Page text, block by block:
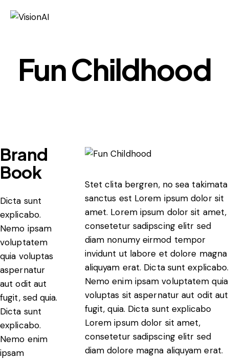
Fun Childhood
Brand
Book
Dicta sunt
explicabo.
Nemo ipsam
voluptatem
quia voluptas
aspernatur
aut odit aut
fugit, sed quia.
Dicta sunt
explicabo.
Nemo enim
ipsam
Stet clita bergren, no sea takimata
sanctus est Lorem ipsum dolor sit
amet. Lorem ipsum dolor sit amet,
consetetur sadipscing elitr sed
diam nonumy eirmod tempor
invidunt ut labore et dolore magna
aliquyam erat. Dicta sunt explicabo.
Nemo enim ipsam voluptatem quia
voluptas sit aspernatur aut odit aut
fugit, quia. Dicta sunt explicabo
Lorem ipsum dolor sit amet,
consetetur sadipscing elitr sed
diam dolore magna aliquyam erat.